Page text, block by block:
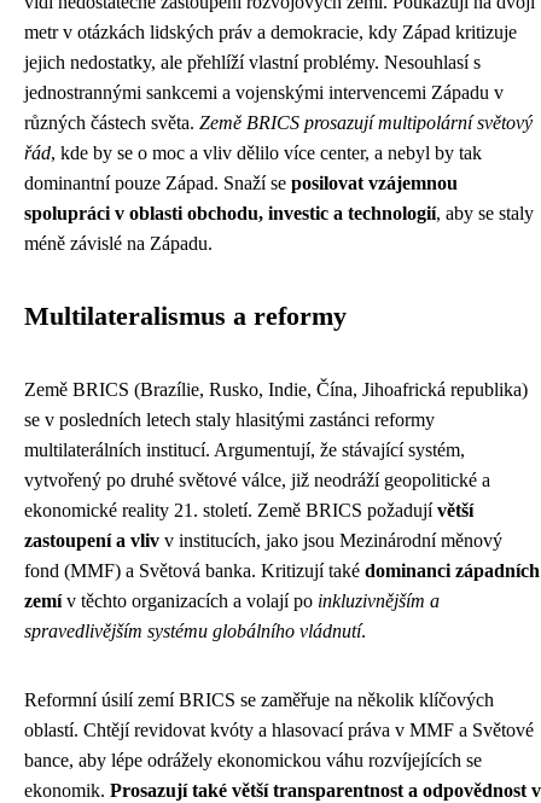
metr v otázkách lidských práv a demokracie, kdy Západ kritizuje
jejich nedostatky, ale přehlíží vlastní problémy. Nesouhlasí s
jednostrannými sankcemi a vojenskými intervencemi Západu v
různých částech světa. Země BRICS prosazují multipolární světový
řád, kde by se o moc a vliv dělilo více center, a nebyl by tak
dominantní pouze Západ. Snaží se posilovat vzájemnou
spolupráci v oblasti obchodu, investic a technologií, aby se staly
méně závislé na Západu.
Multilateralismus a reformy
Země BRICS (Brazílie, Rusko, Indie, Čína, Jihoafrická republika)
se v posledních letech staly hlasitými zastánci reformy
multilaterálních institucí. Argumentují, že stávající systém,
vytvořený po druhé světové válce, již neodráží geopolitické a
ekonomické reality 21. století. Země BRICS požadujívětší
zastoupení a vliv v institucích, jako jsou Mezinárodní měnový
fond (MMF) a Světová banka. Kritizují také dominanci západních
zemív těchto organizacích a volají po inkluzivnějším a
spravedlivějším systému globálního vládnutí.
Reformní úsilí zemí BRICS se zaměřuje na několik klíčových
oblastí. Chtějí revidovat kvóty a hlasovací práva v MMF a Světové
bance, aby lépe odrážely ekonomickou váhu rozvíjejících se
ekonomik. Prosazují také větší transparentnost a odpovědnost v